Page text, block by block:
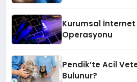
Kurumsal İnternet
Operasyonu
Pendik’te Acil
Bulunur?